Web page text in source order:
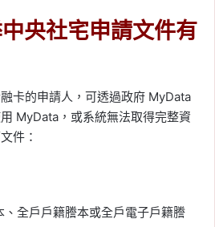
央社宅申請文件有
卡的申請人，可透過政府 MyData
MyData，或系統無法取得完整資
件：
、全戶戶籍謄本或全戶電子戶籍謄